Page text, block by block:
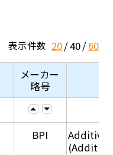
表示件数 20 40 60
メーカー
略号
BPI